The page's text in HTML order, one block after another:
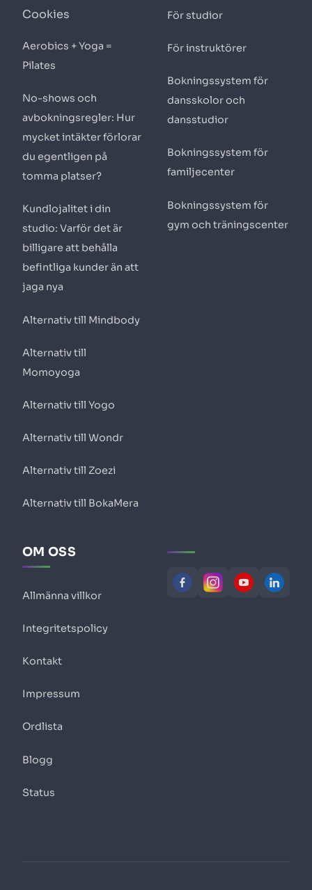
Cookies
Aerobics + Yoga =
Pilates
No-shows och
avbokningsregler: Hur
mycket intäkter förlorar
du egentligen på
tomma platser?
Kundlojalitet i din
studio: Varför det är
billigare att behålla
befintliga kunder än att
jaga nya
Alternativ till Mindbody
Alternativ till
Momoyoga
Alternativ till Yogo
Alternativ till Wondr
Alternativ till Zoezi
Alternativ till BokaMera
För studior
För instruktörer
Bokningssystem för
dansskolor och
dansstudior
Bokningssystem för
familjecenter
Bokningssystem för
gym och träningscenter
OM OSS
Allmänna villkor
Integritetspolicy
Kontakt
Impressum
Ordlista
Blogg
Status